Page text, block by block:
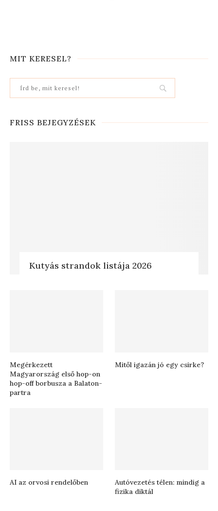
MIT KERESEL?
FRISS BEJEGYZÉSEK
Kutyás strandok listája 2026
Megérkezett
Magyarország első hop-on
hop-off borbusza a Balaton-
partra
Mitől igazán jó egy csirke?
AI az orvosi rendelőben
Autóvezetés télen: mindig a
fizika diktál